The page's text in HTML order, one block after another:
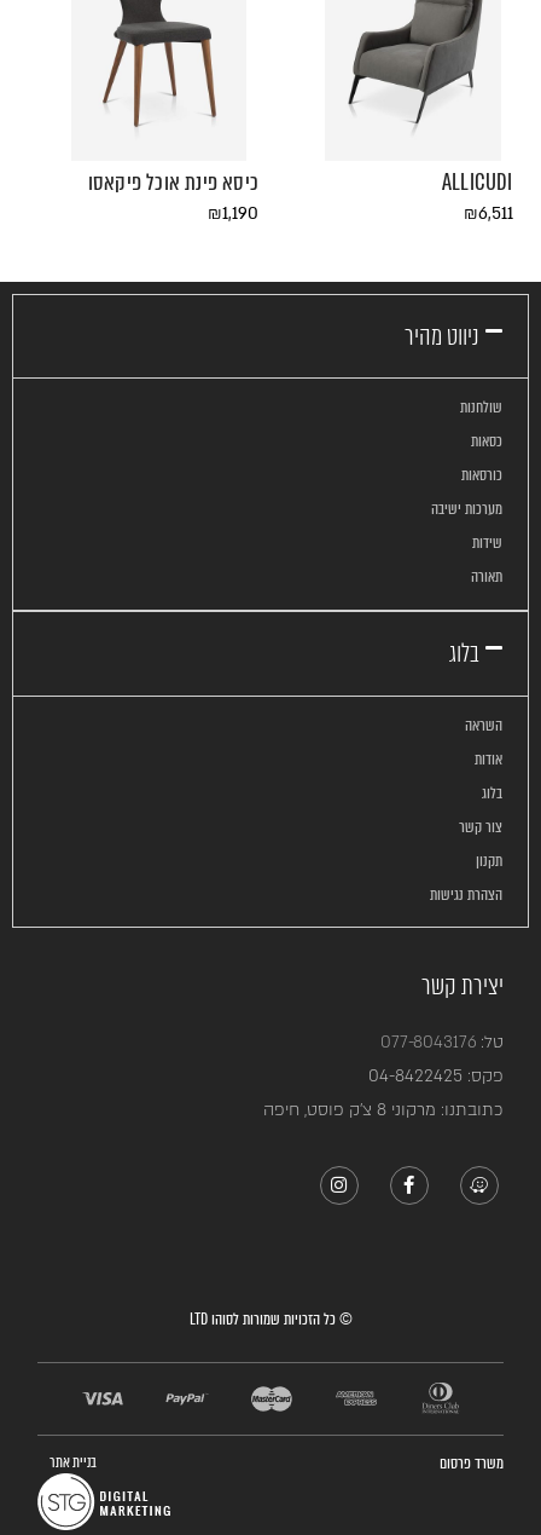
ALLICUDI
₪6,511
כיסא פינת אוכל פיקאסו
₪1,190
ניווט מהיר
שולחנות
כסאות
כורסאות
מערכות ישיבה
שידות
תאורה
בלוג
השראה
אודות
בלוג
צור קשר
תקנון
הצהרת נגישות
יצירת קשר
טל:077-8043176
פקס: 04-8422425
כתובתנו: מרקוני 8 צ’ק פוסט, חיפה
© כל הזכויות שמורות לסוהו LTD
משרד פרסום בניית אתר